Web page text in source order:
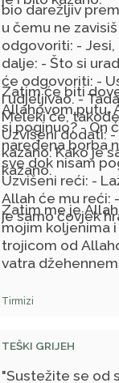
bio darežljiv
u čemu ne
odgovoriti: -
dalje: - Što si
će odgovoriti: -
i udjeljivao. -
Meleki će,
Uzvišeni dodati:
kazano: Kako je
kazano.
Zatim će biti
Allahovom putu.
si poginuo? - On
naređena borba
sve dok nisam
Uzvišeni reći: -
Allah će mu reći:
je samo čovjek
Zatim me je
mojim koljenima i
trojicom od
vatra
Tirmizi
TEŠKI GRIJEH
"Sustežite se od